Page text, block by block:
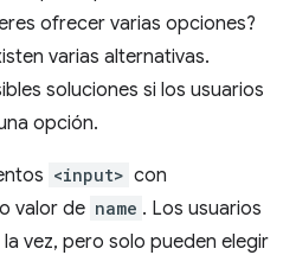
ofrecer varias opciones?
varias alternativas.
soluciones si los usuarios
opción.
<input> con
valor de name . Los usuarios
vez, pero solo pueden elegir